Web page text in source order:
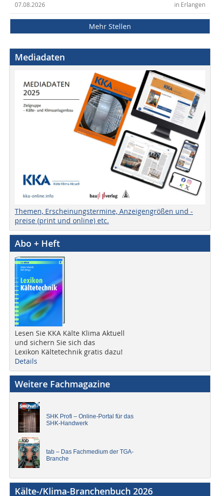
in Erlangen
07.08.2026
Mehr Stellen
Mediadaten
Themen, Erscheinungstermine, Anzeigengrößen und -
preise (print und online) etc.
Abo + Heft
Lesen Sie KKA Kälte Klima Aktuell
und sichern Sie sich das
Lexikon Kältetechnik gratis dazu!
Details
Weitere Fachmagazine
SHK Profi – Online-Portal für das
SHK-Handwerk
tab – Das Fachmedium der TGA-
Branche
Kälte-/Klima-Branchenbuch 2026